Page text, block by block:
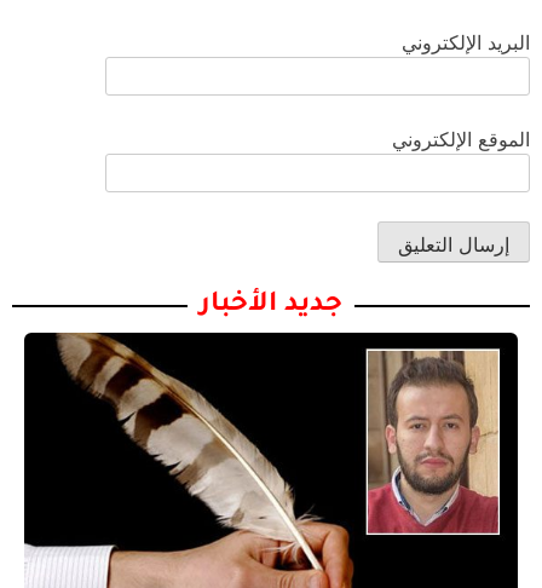
البريد الإلكتروني
الموقع الإلكتروني
جديد الأخبار